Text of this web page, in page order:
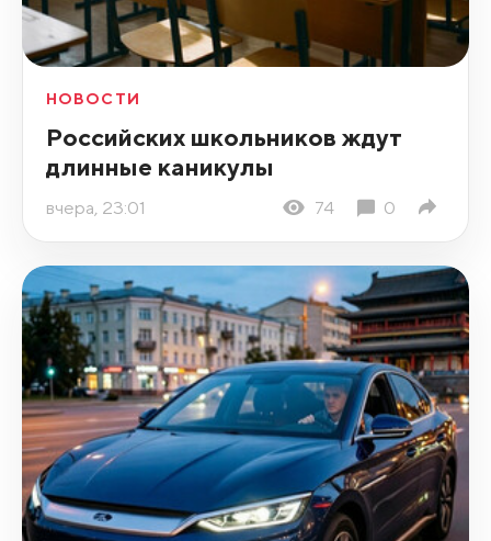
НОВОСТИ
Российских школьников ждут
длинные каникулы
вчера, 23:01 74 0